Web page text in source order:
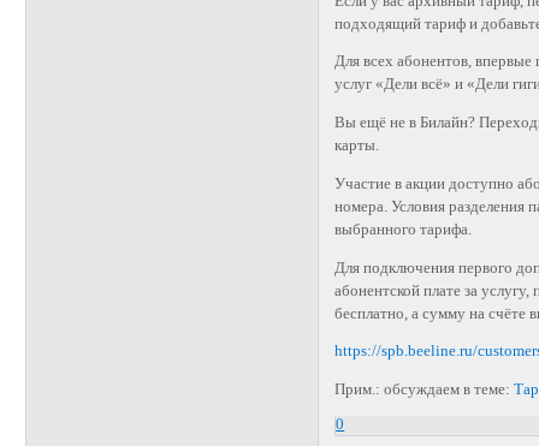
подходящий тариф и
Для всех абонентов,
услуг «Дели всё» и «Дели
Вы ещё не в Билайн?
карты.
Участие в акции доступно
номера. Условия разделения
выбранного тарифа.
Для подключения первого
абонентской плате за
бесплатно, а сумму на счёте
https://spb.beeline.ru/
Прим.: обсуждаем в теме:
0